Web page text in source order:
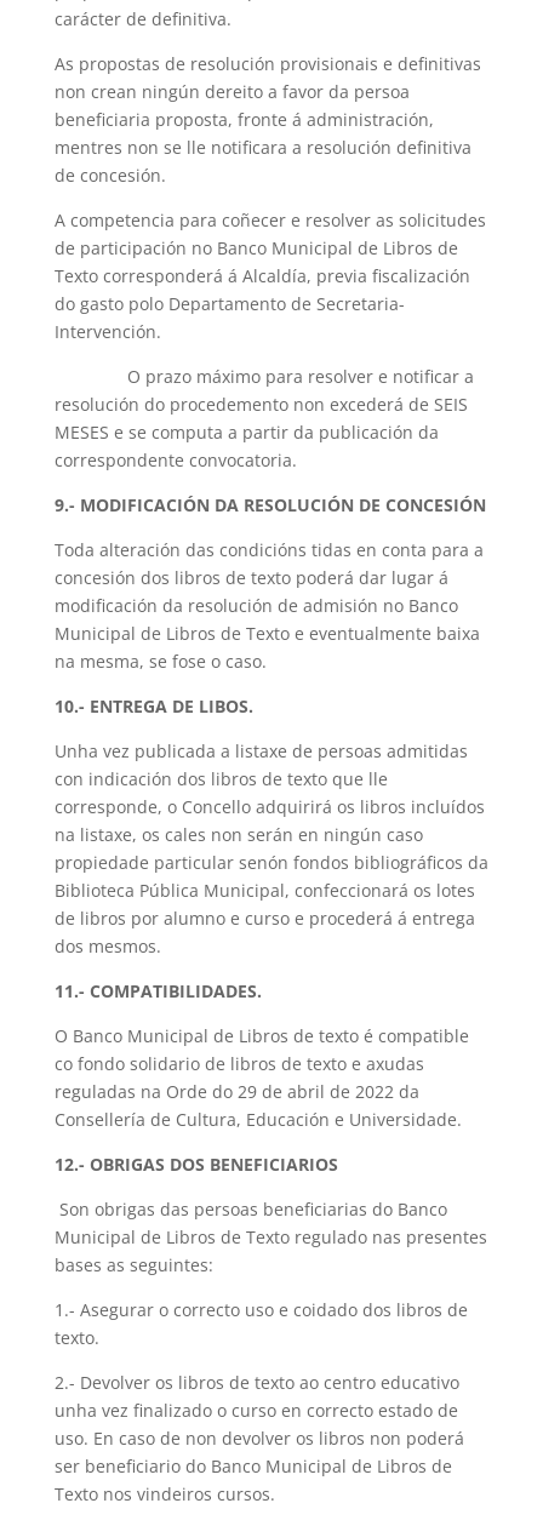
carácter de definitiva.
As propostas de resolución provisionais e definitivas
non crean ningún dereito a favor da persoa
beneficiaria proposta, fronte á administración,
mentres non se lle notificara a resolución definitiva
de concesión.
A competencia para coñecer e resolver as solicitudes
de participación no Banco Municipal de Libros de
Texto corresponderá á Alcaldía, previa fiscalización
do gasto polo Departamento de Secretaria-
Intervención.
O prazo máximo para resolver e notificar a
resolución do procedemento non excederá de SEIS
MESES e se computa a partir da publicación da
correspondente convocatoria.
9.- MODIFICACIÓN DA RESOLUCIÓN DE CONCESIÓN
Toda alteración das condicións tidas en conta para a
concesión dos libros de texto poderá dar lugar á
modificación da resolución de admisión no Banco
Municipal de Libros de Texto e eventualmente baixa
na mesma, se fose o caso.
10.- ENTREGA DE LIBOS.
Unha vez publicada a listaxe de persoas admitidas
con indicación dos libros de texto que lle
corresponde, o Concello adquirirá os libros incluídos
na listaxe, os cales non serán en ningún caso
propiedade particular senón fondos bibliográficos da
Biblioteca Pública Municipal, confeccionará os lotes
de libros por alumno e curso e procederá á entrega
dos mesmos.
11.- COMPATIBILIDADES.
O Banco Municipal de Libros de texto é compatible
co fondo solidario de libros de texto e axudas
reguladas na Orde do 29 de abril de 2022 da
Consellería de Cultura, Educación e Universidade.
12.- OBRIGAS DOS BENEFICIARIOS
Son obrigas das persoas beneficiarias do Banco
Municipal de Libros de Texto regulado nas presentes
bases as seguintes:
1.- Asegurar o correcto uso e coidado dos libros de
texto.
2.- Devolver os libros de texto ao centro educativo
unha vez finalizado o curso en correcto estado de
uso. En caso de non devolver os libros non poderá
ser beneficiario do Banco Municipal de Libros de
Texto nos vindeiros cursos.